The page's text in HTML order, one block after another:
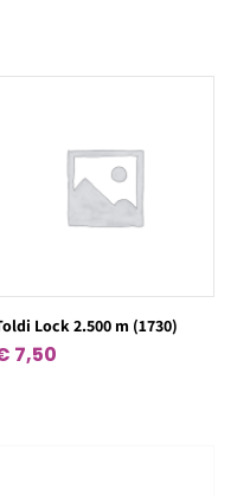
Lock 2.500 m (1730)
7,50